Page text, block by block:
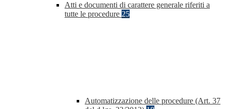
Atti e documenti di carattere generale riferiti a
tutte le procedure 25
Automatizzazione delle procedure (Art. 37